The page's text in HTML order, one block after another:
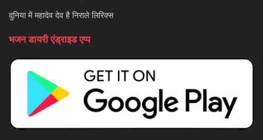
दुनिया में महादेव देव है निराले लिरिक्स
भजन डायरी एंड्राइड एप्प